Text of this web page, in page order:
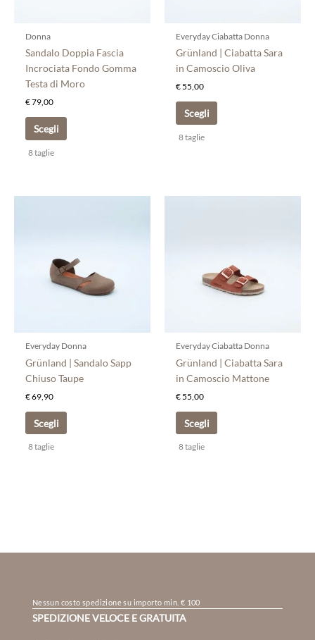
Donna
Sandalo Doppia Fascia
Incrociata Fondo Gomma
Testa di Moro
€79,00
Scegli
nella
pagina
del
8 taglie
Everyday Ciabatta Donna
Grünland | Ciabatta Sara
in Camoscio Oliva
€55,00
Scegli
scelte
nella
pagina
8 taglie
Everyday Donna
Grünland | Sandalo Sapp
Chiuso Taupe
€69,90
Scegli
varianti.
Le
opzioni
scelte
nella
8 taglie
Everyday Ciabatta Donna
Grünland | Ciabatta Sara
in Camoscio Mattone
€ 55,00
Scegli
varianti.
Le
opzioni
scelte
nella
pagina
8 taglie
Nessun costo spedizione su importo min. € 100
SPEDIZIONE VELOCE E GRATUITA